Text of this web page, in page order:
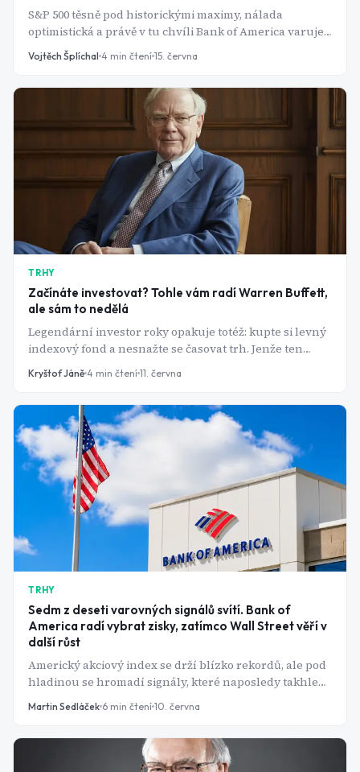
S&P 500 těsně pod historickými maximy, nálada
optimistická a právě v tu chvíli Bank of America varuje
před lavinovým prodejem ze strany automatizovaných
fondů. Spouštěcí mechanismus je překvapivě
Vojtěch Šplíchal 4 min čtení 15. června
TRHY
Začínáte investovat? Tohle vám radí Warren Buffett,
ale sám to nedělá
Legendární investor roky opakuje totéž: kupte si levný
indexový fond a nesnažte se časovat trh. Jenže ten
index dnes ze 41 % tvoří deset firem a Berkshire drží
rekordních 397 miliard dolarů v hotovosti. Jak to jde
Kryštof Jáně 4 min čtení 11. června
TRHY
Sedm z deseti varovných signálů svítí. Bank of
America radí vybrat zisky, zatímco Wall Street věří v
další růst
Americký akciový index se drží blízko rekordů, ale pod
hladinou se hromadí signály, které naposledy takhle
blikaly v únoru roku 2000. Banka, která je sleduje, má
Martin Sedláček 6 min čtení 10. června